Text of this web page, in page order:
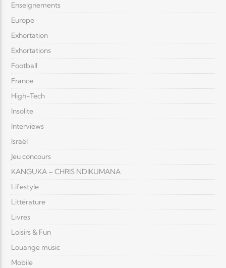
Enseignements
Europe
Exhortation
Exhortations
Football
France
High-Tech
Insolite
Interviews
Israël
Jeu concours
KANGUKA – CHRIS NDIKUMANA
Lifestyle
Littérature
Livres
Loisirs & Fun
Louange music
Mobile